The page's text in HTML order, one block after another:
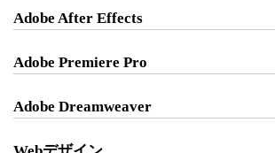
Adobe After Effects
Adobe Premiere Pro
Adobe Dreamweaver